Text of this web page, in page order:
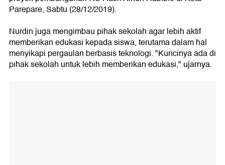
Parepare, Sabtu (28/12/2019).
Nurdin juga mengimbau pihak sekolah agar lebih aktif
memberikan edukasi kepada siswa, terutama dalam hal
menyikapi pergaulan berbasis teknologi. "Kuncinya ada di
pihak sekolah untuk lebih memberikan edukasi," ujarnya.